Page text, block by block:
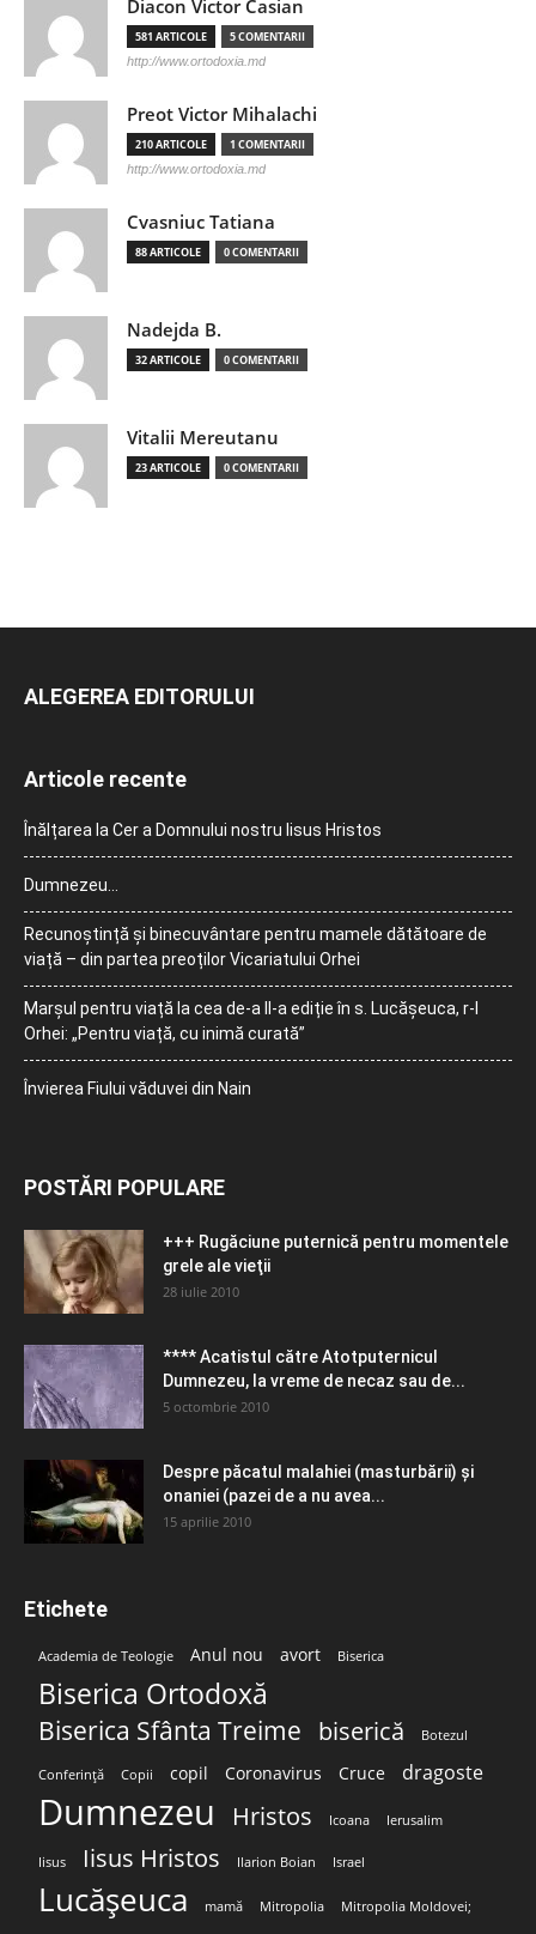
Diacon Victor Casian
581 ARTICOLE 5 COMENTARII
http://www.ortodoxia.md
Preot Victor Mihalachi
210 ARTICOLE 1 COMENTARII
http://www.ortodoxia.md
Cvasniuc Tatiana
88 ARTICOLE 0 COMENTARII
Nadejda B.
32 ARTICOLE 0 COMENTARII
Vitalii Mereutanu
23 ARTICOLE 0 COMENTARII
ALEGEREA EDITORULUI
Articole recente
Înălțarea la Cer a Domnului nostru Iisus Hristos
Dumnezeu…
Recunoștință și binecuvântare pentru mamele dătătoare de
viață – din partea preoților Vicariatului Orhei
Marșul pentru viață la cea de-a II-a ediție în s. Lucășeuca, r-l
Orhei: „Pentru viață, cu inimă curată”
Învierea Fiului văduvei din Nain
POSTĂRI POPULARE
+++ Rugăciune puternică pentru momentele
grele ale vieţii
28 iulie 2010
**** Acatistul către Atotputernicul
Dumnezeu, la vreme de necaz sau de...
5 octombrie 2010
Despre păcatul malahiei (masturbării) şi
onaniei (pazei de a nu avea...
15 aprilie 2010
Etichete
Academia de Teologie Anul nou avort Biserica
Biserica Ortodoxă
Biserica Sfânta Treime biserică Botezul
Conferință Copii copil Coronavirus Cruce dragoste
Dumnezeu Hristos Icoana Ierusalim
Iisus Iisus Hristos Ilarion Boian Israel
Lucășeuca mamă Mitropolia Mitropolia Moldovei;